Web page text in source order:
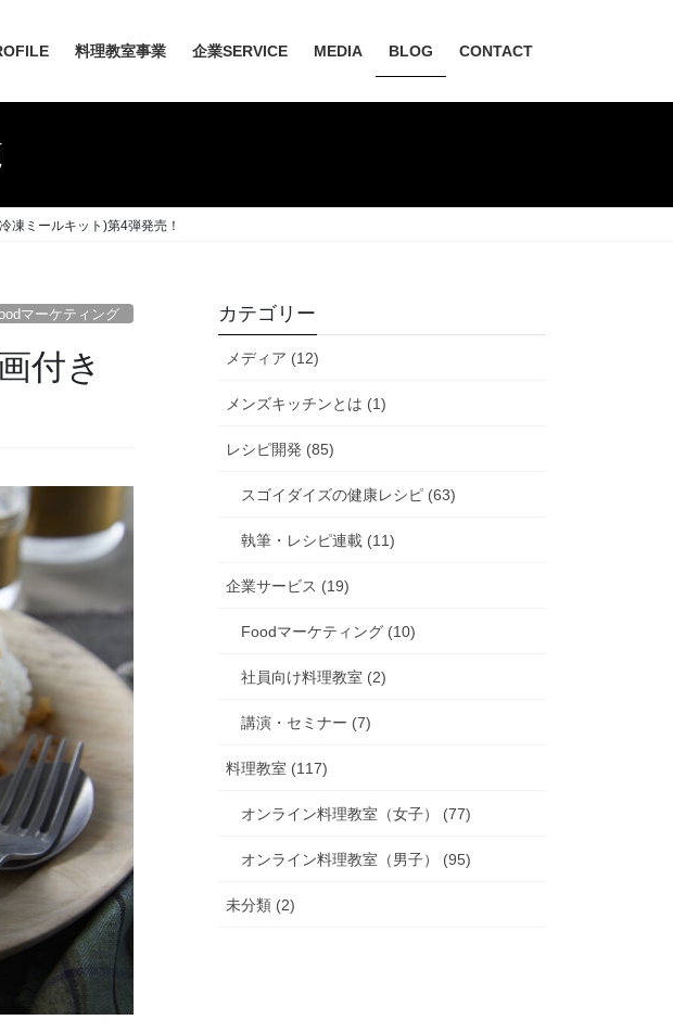
料理教室事業 企業SERVICE MEDIA BLOG CONTACT
凍ミールキット)第4弾発売！
マーケティング
付き
カテゴリー
メディア (12)
メンズキッチンとは (1)
レシピ開発 (85)
スゴイダイズの健康レシピ (63)
執筆・レシピ連載 (11)
企業サービス (19)
Foodマーケティング (10)
社員向け料理教室 (2)
講演・セミナー (7)
料理教室 (117)
オンライン料理教室（女子） (77)
オンライン料理教室（男子） (95)
未分類 (2)